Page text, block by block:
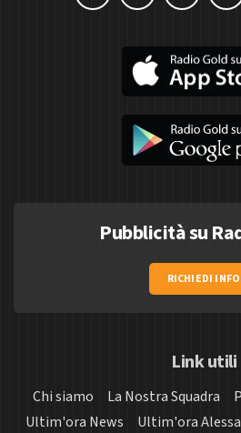
Pubblicità su
RICHIEDI INFO
Link utili
Chi siamo La Nostra Squadra
Ultim'ora News
Ultim'ora